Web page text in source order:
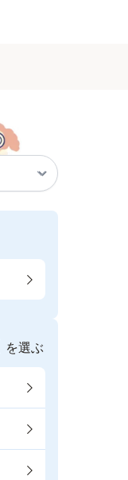
を選ぶ